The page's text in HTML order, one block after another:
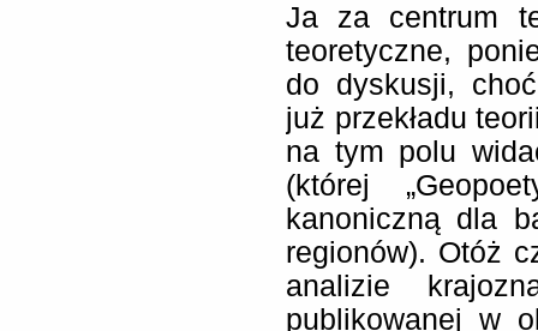
Ja za centrum
teoretyczne,
do dyskusji,
już przekładu
na tym polu
(której
kanoniczną dla
regionów). Otóż
analizie
publikowanej w